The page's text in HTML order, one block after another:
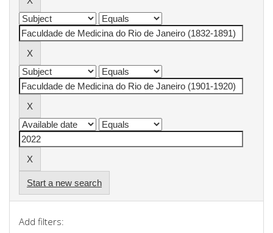
Start a new search
Add filters: